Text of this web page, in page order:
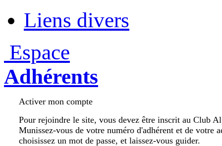
Liens divers
Espace
Adhérents
Activer mon compte
Pour rejoindre le site, vous devez être inscrit au Club
Munissez-vous de votre numéro d'adhérent et de votre
choisissez un mot de passe, et laissez-vous guider.